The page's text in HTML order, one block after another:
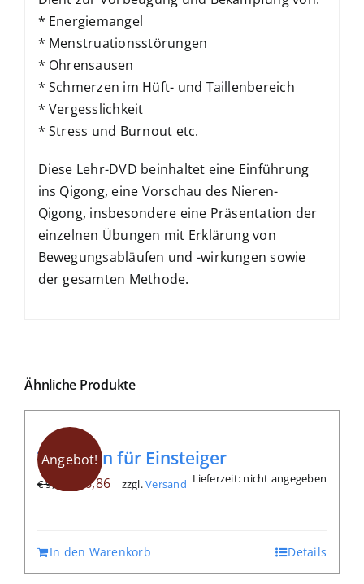
* Energiemangel
* Menstruationsstörungen
* Ohrensausen
* Schmerzen im Hüft- und Taillenbereich
* Vergesslichkeit
* Stress und Burnout etc.
Diese Lehr-DVD beinhaltet eine Einführung
ins Qigong, eine Vorschau des Nieren-
Qigong, insbesondere eine Präsentation der
einzelnen Übungen mit Erklärung von
Bewegungsabläufen und -wirkungen sowie
der gesamten Methode.
Ähnliche Produkte
Angebot!
Taijiquan für Einsteiger
€9,80
Ursprünglicher
€ 9,80
6,86Aktueller
€ 6,86.
zzgl.Versand Lieferzeit: nicht angegeben
In den Warenkorb Details